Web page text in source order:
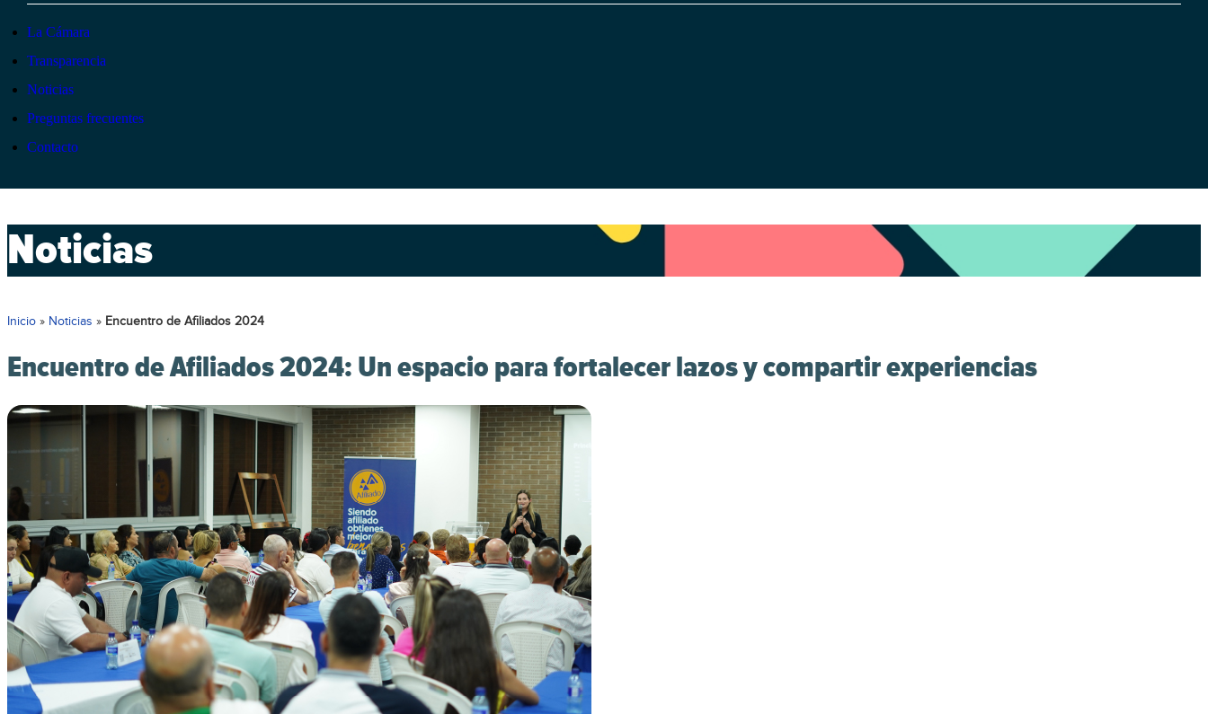
La Cámara
Transparencia
Noticias
Preguntas frecuentes
Contacto
Noticias
Inicio » Noticias » Encuentro de Afiliados 2024
Encuentro de Afiliados 2024: Un espacio para fortalecer lazos y compartir experiencias